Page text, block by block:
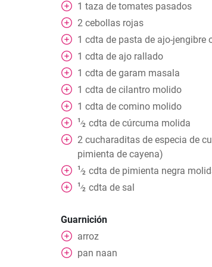
1 taza de tomates pasados
2 cebollas rojas
1 cdta de pasta de ajo-jengibre
1 cdta de ajo rallado
1 cdta de garam masala
1 cdta de cilantro molido
1 cdta de comino molido
1⁄2 cdta de cúrcuma molida
2 cucharaditas de especia de
pimienta de cayena)
1⁄2 cdta de pimienta negra
1⁄2 cdta de sal
Guarnición
arroz
pan naan